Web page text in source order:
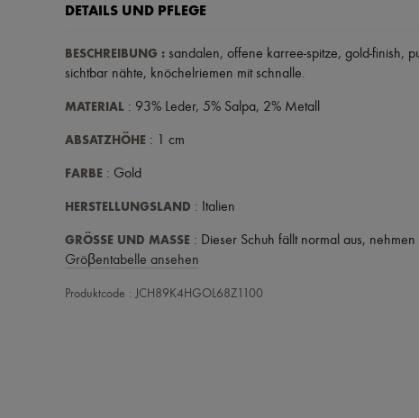
DETAILS UND PFLEGE
BESCHREIBUNG : sandalen, offene karree-spitze, gold-finish,
sichtbar nähte, knöchelriemen mit schnalle.
MATERIAL : 93% Leder, 5% Salpa, 2% Metall
ABSATZHÖHE : 1 cm
FARBE : Gold
HERSTELLUNGSLAND : Italien
GRÖSSE UND MASSE : Dieser Schuh fällt normal aus,
Gröβentabelle ansehen
Produktcode : JCH89K4HGOL68Z1100